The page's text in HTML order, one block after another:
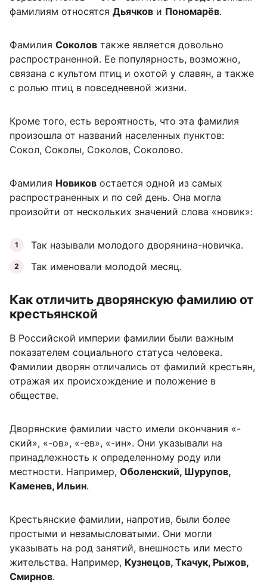
фамилиям относятся Дьячков и Пономарёв.
Фамилия Соколов также является довольно
распространенной. Ее популярность, возможно,
связана с культом птиц и охотой у славян, а также
с ролью птиц в повседневной жизни.
Кроме того, есть вероятность, что эта фамилия
произошла от названий населенных пунктов:
Сокол, Соколы, Соколов, Соколово.
Фамилия Новиков остается одной из самых
распространенных и по сей день. Она могла
произойти от нескольких значений слова «новик»:
Так называли молодого дворянина-новичка.
Так именовали молодой месяц.
Как отличить дворянскую фамилию от
крестьянской
В Российской империи фамилии были важным
показателем социального статуса человека.
Фамилии дворян отличались от фамилий крестьян,
отражая их происхождение и положение в
обществе.
Дворянские фамилии часто имели окончания «-
ский», «-ов», «-ев», «-ин». Они указывали на
принадлежность к определенному роду или
местности. Например, Оболенский, Шурупов,
Каменев, Ильин.
Крестьянские фамилии, напротив, были более
простыми и незамысловатыми. Они могли
указывать на род занятий, внешность или место
жительства. Например, Кузнецов, Ткачук, Рыжов,
Смирнов.